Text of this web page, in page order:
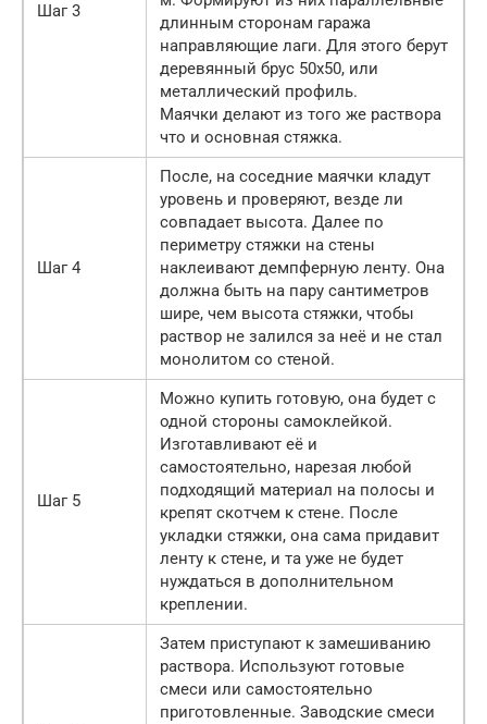
Шаг 3
длинным сторонам гаража
направляющие лаги. Для этого берут
деревянный брус 50х50, или
металлический профиль.
Маячки делают из того же раствора
что и основная стяжка.
Шаг 4
После, на соседние маячки кладут
уровень и проверяют, везде ли
совпадает высота. Далее по
периметру стяжки на стены
наклеивают демпферную ленту. Она
должна быть на пару сантиметров
шире, чем высота стяжки, чтобы
раствор не залился за неё и не стал
монолитом со стеной.
Шаг 5
Можно купить готовую, она будет с
одной стороны самоклейкой.
Изготавливают её и
самостоятельно, нарезая любой
подходящий материал на полосы и
крепят скотчем к стене. После
укладки стяжки, она сама придавит
ленту к стене, и та уже не будет
нуждаться в дополнительном
креплении.
Затем приступают к замешиванию
раствора. Используют готовые
смеси или самостоятельно
приготовленные. Заводские смеси